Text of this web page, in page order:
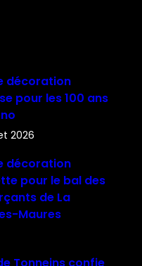
décoration
pour les 100 ans
2026
décoration
pour le bal des
de La
Maures